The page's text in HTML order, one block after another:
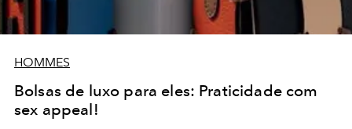
HOMMES
Bolsas de luxo para eles: Praticidade com
sex appeal!